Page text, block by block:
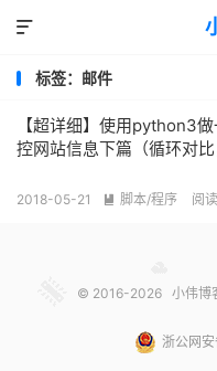

标签：邮件
【超详细】使用python3
控网站信息下篇（循环对比
2018-05-21  脚本/程序 阅
© 2016-2026 小伟博
浙公网